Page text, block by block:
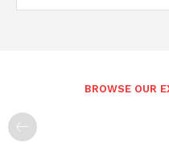
BROWSE OUR